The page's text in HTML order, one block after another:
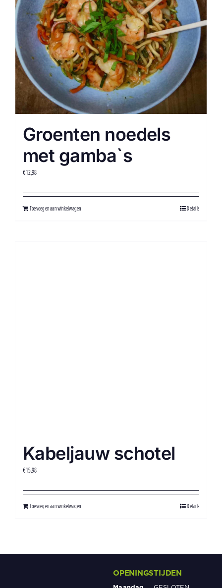
Groenten noedels
met gamba`s
€12,98
Toevoegen aan winkelwagen Details
Kabeljauw schotel
€15,98
Toevoegen aan winkelwagen Details
OPENINGSTIJDEN